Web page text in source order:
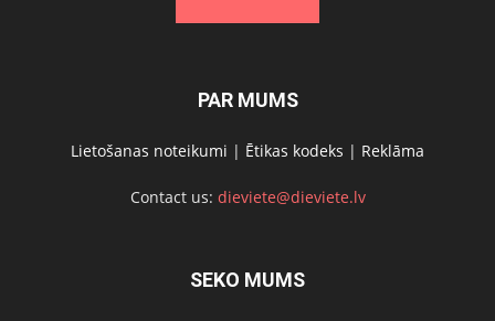
PAR MUMS
Lietošanas noteikumi | Ētikas kodeks | Reklāma
Contact us: dieviete@dieviete.lv
SEKO MUMS